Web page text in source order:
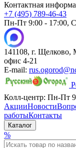
Контактная
+7 (495) 789-46-43
Пн-Пт 9:00 - 17:00,
141108, г. Щелково,
офис 4-21
E-mail:
Колл-центр: Пн-Пт
АкцииНовости
работыКонтакты
Каталог
%